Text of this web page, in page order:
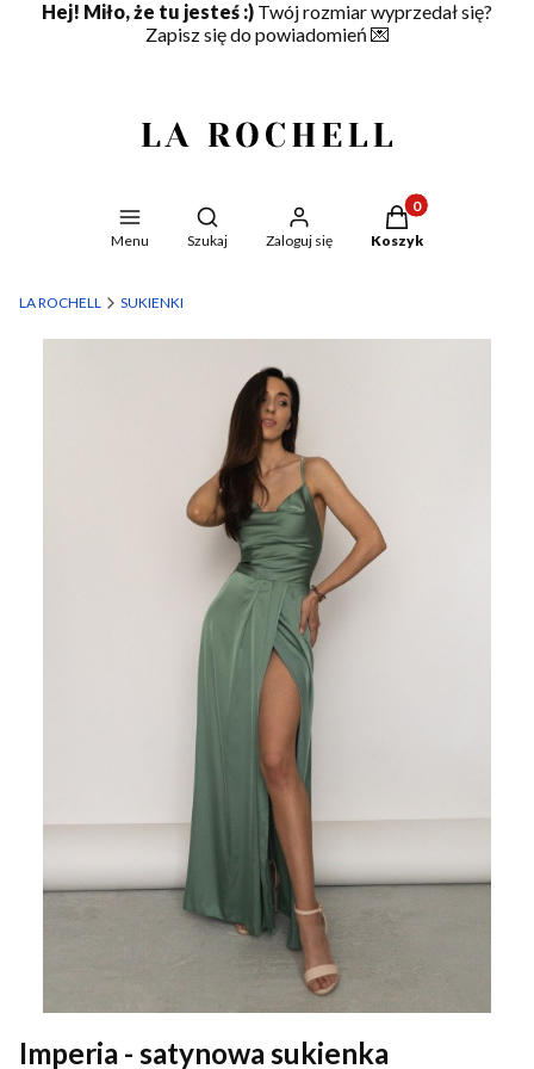
Hej! Miło, że tu jesteś :) Twój rozmiar wyprzedał się?
Zapisz się do powiadomień 💌
Menu
Otwórz wyszukiwarkę
Szukaj Zaloguj się
Produkty w
Koszyk
LA ROCHELL SUKIENKI
Imperia - satynowa sukienka